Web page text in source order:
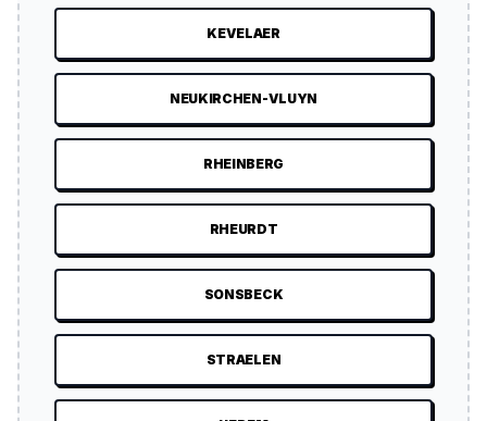
KEVELAER
NEUKIRCHEN-VLUYN
RHEINBERG
RHEURDT
SONSBECK
STRAELEN